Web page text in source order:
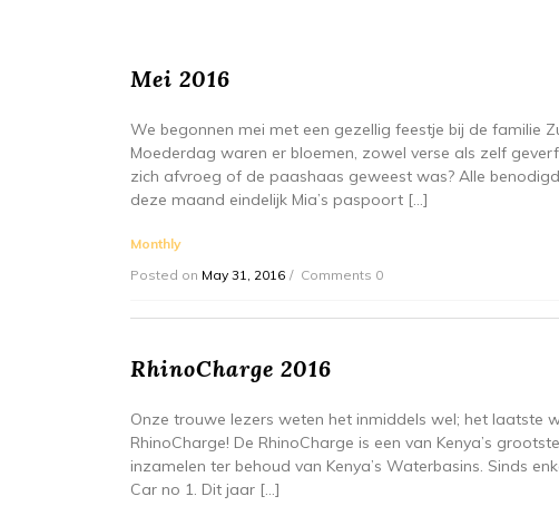
Mei 2016
We begonnen mei met een gezellig feestje bij de familie
Moederdag waren er bloemen, zowel verse als zelf
zich afvroeg of de paashaas geweest was? Alle
deze maand eindelijk Mia’s paspoort […]
Monthly
Posted on May 31, 2016 Comments 0
RhinoCharge 2016
Onze trouwe lezers weten het inmiddels wel; het laatste
RhinoCharge! De RhinoCharge is een van Kenya’s
inzamelen ter behoud van Kenya’s Waterbasins. Sinds
Car no 1. Dit jaar […]